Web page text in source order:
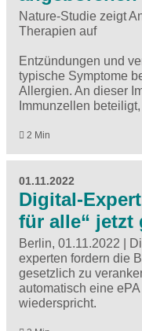
Nature-Studie zeigt
Therapien auf
Entzündungen und
typische Symptome
Allergien. An dieser
Immunzellen
2 Min
01.11.2022
Digital-
für alle“ jetzt
Berlin, 01.11.2022 |
experten fordern die
gesetzlich zu
automatisch eine
wiederspricht.